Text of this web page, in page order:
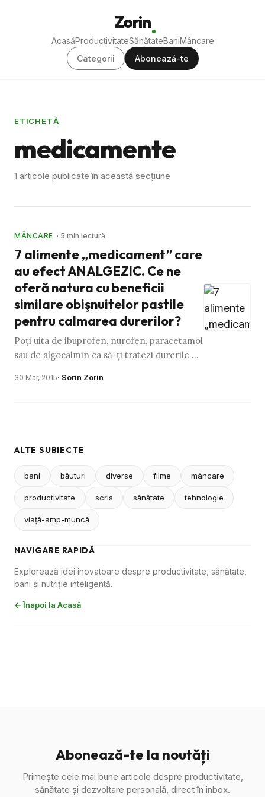
Zorin
AcasăProductivitateSănătateBaniMâncare
Categorii
Abonează-te
ETICHETĂ
medicamente
1 articole publicate în această secțiune
MÂNCARE · 5 min lectură
7 alimente „medicament” care
au efect ANALGEZIC. Ce ne
oferă natura cu beneficii
similare obişnuitelor pastile
pentru calmarea durerilor?
Poţi uita de ibuprofen, nurofen, paracetamol
sau de algocalmin ca să-ţi tratezi durerile de
oferit mai multe …
30 Mar, 2015· Sorin Zorin
ALTE SUBIECTE
bani băuturi diverse filme mâncare
productivitate scris sănătate tehnologie
viaţă-amp-muncă
NAVIGARE RAPIDĂ
Explorează idei inovatoare despre productivitate, sănătate,
bani și nutriție inteligentă.
← Înapoi la Acasă
Abonează-te la noutăți
Primește cele mai bune articole despre productivitate,
sănătate și dezvoltare personală, direct în inbox.